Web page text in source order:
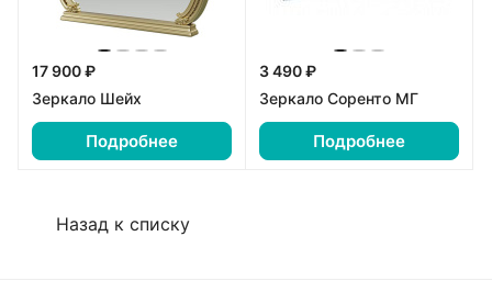
17 900 ₽
Зеркало Шейх
Подробнее
3 490 ₽
Зеркало Соренто МГ
Подробнее
Назад к списку